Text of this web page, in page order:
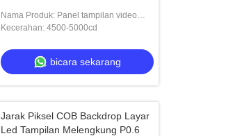
Nama Produk: Panel tampilan video
LED
Kecerahan: 4500-5000cd
bicara sekarang
Jarak Piksel COB Backdrop Layar
Led Tampilan Melengkung P0.6